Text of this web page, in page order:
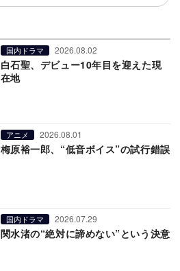
国内ドラマ 2026.08.02
白石聖、デビュー10年目を迎えた現
在地
アニメ 2026.08.01
梅原裕一郎、“低音ボイス”の試行錯誤
国内ドラマ 2026.07.29
関水渚の“絶対に諦めない”という決意